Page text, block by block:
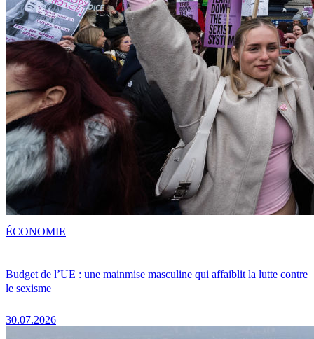
Budget de l’UE : une mainmise masculine qui affaiblit la lutte contre
le sexisme
30.07.2026
ÉCONOMIE